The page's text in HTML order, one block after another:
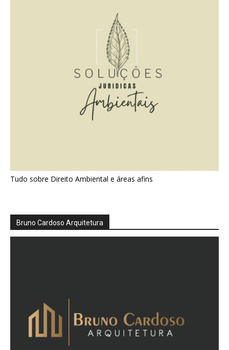
Tudo sobre Direito Ambiental e áreas afins
Bruno Cardoso Arquitetura